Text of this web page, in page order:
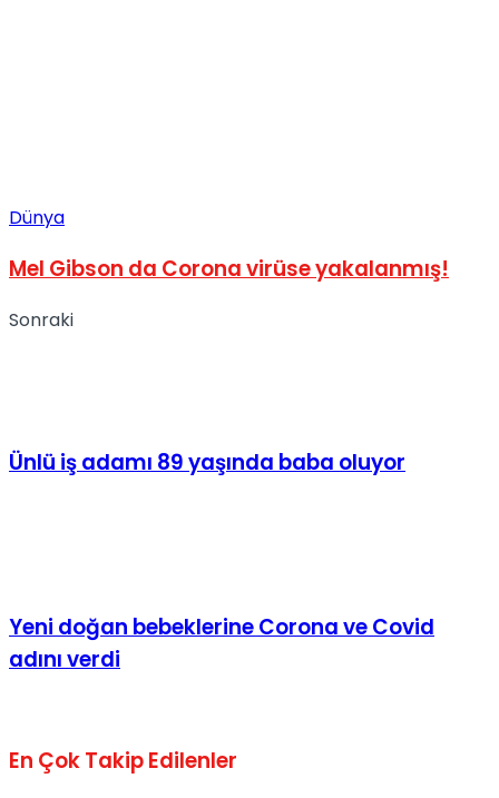
Dünya
Mel Gibson da Corona virüse yakalanmış!
Sonraki
Ünlü iş adamı 89 yaşında baba oluyor
Yeni doğan bebeklerine Corona ve Covid
adını verdi
En Çok Takip Edilenler